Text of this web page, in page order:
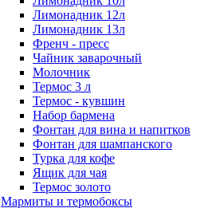
Лимонадник 12л
Лимонадник 13л
Френч - пресс
Чайник заварочный
Молочник
Термос 3 л
Термос - кувшин
Набор бармена
Фонтан для вина и напитков
Фонтан для шампанского
Турка для кофе
Ящик для чая
Термос золото
Мармиты и термобоксы